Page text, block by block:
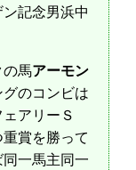
記念男浜中
馬アーモン
のコンビは
アリーＳ
賞を勝って
一馬主同一